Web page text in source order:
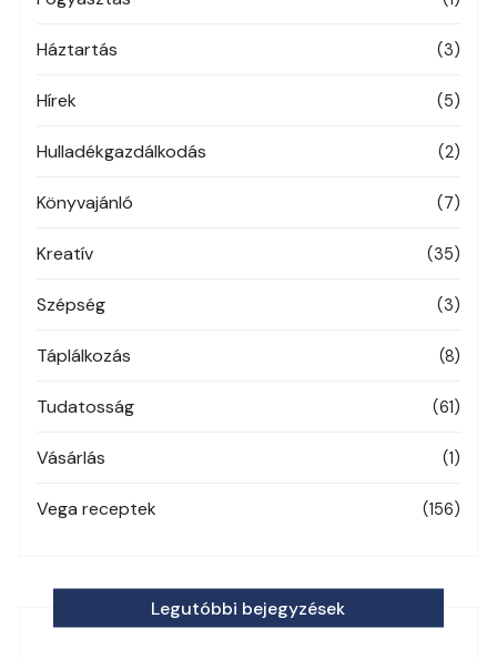
Háztartás (3)
Hírek (5)
Hulladékgazdálkodás (2)
Könyvajánló (7)
Kreatív (35)
Szépség (3)
Táplálkozás (8)
Tudatosság (61)
Vásárlás (1)
Vega receptek (156)
Legutóbbi bejegyzések